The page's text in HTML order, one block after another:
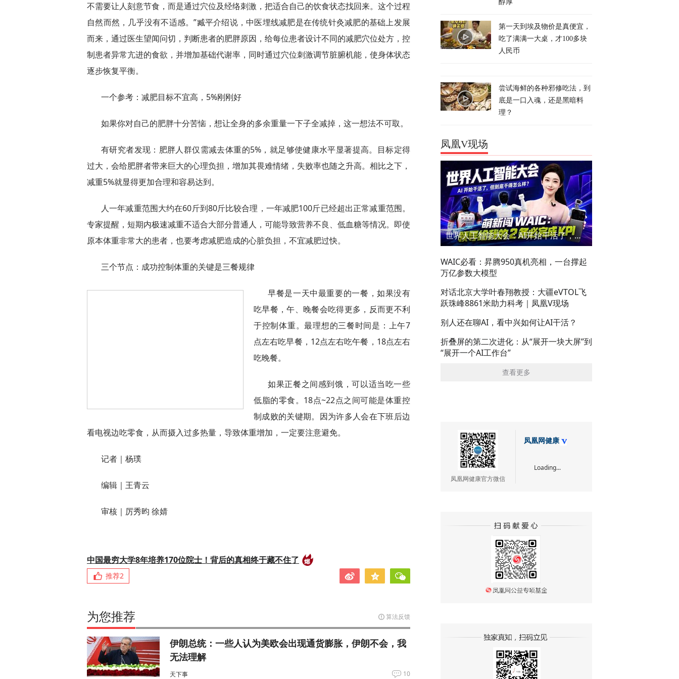
不需要让人刻意节食，而是通过穴位及经络刺激，把适合自己的饮食状态找回来。这个过程
自然而然，几乎没有不适感。”臧平介绍说，中医埋线减肥是在传统针灸减肥的基础上发展
而来，通过医生望闻问切，判断患者的肥胖原因，给每位患者设计不同的减肥穴位处方，控
制患者异常亢进的食欲，并增加基础代谢率，同时通过穴位刺激调节脏腑机能，使身体状态
逐步恢复平衡。
一个参考：减肥目标不宜高，5%刚刚好
如果你对自己的肥胖十分苦恼，想让全身的多余重量一下子全减掉，这一想法不可取。
有研究者发现：肥胖人群仅需减去体重的5%，就足够使健康水平显著提高。目标定得
过大，会给肥胖者带来巨大的心理负担，增加其畏难情绪，失败率也随之升高。相比之下，
减重5%就显得更加合理和容易达到。
人一年减重范围大约在60斤到80斤比较合理，一年减肥100斤已经超出正常减重范围。
专家提醒，短期内极速减重不适合大部分普通人，可能导致营养不良、低血糖等情况。即使
原本体重非常大的患者，也要考虑减肥造成的心脏负担，不宜减肥过快。
三个节点：成功控制体重的关键是三餐规律
早餐是一天中最重要的一餐，如果没有
吃早餐，午、晚餐会吃得更多，反而更不利
于控制体重。最理想的三餐时间是：上午7
点左右吃早餐，12点左右吃午餐，18点左右
吃晚餐。
如果正餐之间感到饿，可以适当吃一些
低脂的零食。18点~22点之间可能是体重控
制成败的关键期。因为许多人会在下班后边
看电视边吃零食，从而摄入过多热量，导致体重增加，一定要注意避免。
记者｜杨璞
编辑｜王青云
审核｜厉秀昀 徐婧
中国最穷大学8年培养170位院士！背后的真相终于藏不住了
推荐2
为您推荐 算法反馈
伊朗总统：一些人认为美欧会出现通货膨胀，伊朗不会，我
无法理解
天下事 10
醇厚
第一天到埃及物价是真便宜，
吃了满满一大桌，才100多块
人民币
尝试海鲜的各种邪修吃法，到
底是一口入魂，还是黑暗料
理？
凤凰V现场
世界人工智能大会：AI开始干活了，但到底干的怎么样？萌新闯WAIC
WAIC必看：昇腾950真机亮相，一台撑起
万亿参数大模型
对话北京大学叶春翔教授：大疆eVTOL飞
跃珠峰8861米助力科考｜凤凰V现场
别人还在聊AI，看中兴如何让AI干活？
折叠屏的第二次进化：从“展开一块大屏”到
“展开一个AI工作台”
查看更多
凤凰网健康官方微信
凤凰网健康
Loading...